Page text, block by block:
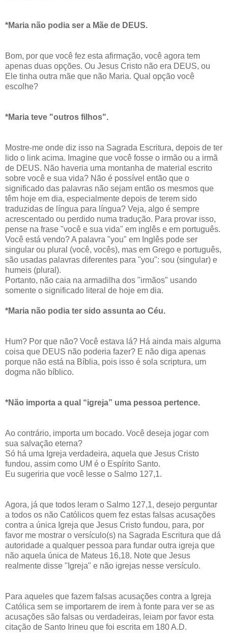
*Maria não podia ser a Mãe de DEUS.
Bom, por que você fez esta afirmação, você agora tem
apenas duas opções. Ou Jesus Cristo não era DEUS, ou
Ele tinha outra mãe que não Maria. Qual opção você
escolhe?
*Maria teve "outros filhos".
Mostre-me onde diz isso na Sagrada Escritura, depois de ter
lido o link acima. Imagine que você fosse o irmão ou a irmã
de DEUS. Não haveria uma montanha de material escrito
sobre você e sua vida? Não é possível então que o
significado das palavras não sejam então os mesmos que
têm hoje em dia, especialmente depois de terem sido
traduzidas de língua para língua? Veja, algo é sempre
acrescentado ou perdido numa tradução. Para provar isso,
pense na frase "você e sua vida" em inglês e em português.
Você está vendo? A palavra "you" em Inglês pode ser
singular ou plural (você, vocês), mas em Grego e português,
são usadas palavras diferentes para "you": sou (singular) e
humeis (plural).
Portanto, não caia na armadilha dos "irmãos" usando
somente o significado literal de hoje em dia.
*Maria não podia ter sido assunta ao Céu.
Hum? Por que não? Você estava lá? Há ainda mais alguma
coisa que DEUS não poderia fazer? E não diga apenas
porque não está na Bíblia, pois isso é sola scriptura, um
dogma não bíblico.
*Não importa a qual “igreja” uma pessoa pertence.
Ao contrário, importa um bocado. Você deseja jogar com
sua salvação eterna?
Só há uma Igreja verdadeira, aquela que Jesus Cristo
fundou, assim como UM é o Espírito Santo.
Eu sugeriria que você lesse o Salmo 127,1.
Agora, já que todos leram o Salmo 127,1, desejo perguntar
a todos os não Católicos quem fez estas falsas acusações
contra a única Igreja que Jesus Cristo fundou, para, por
favor me mostrar o versículo(s) na Sagrada Escritura que dá
autoridade a qualquer pessoa para fundar outra igreja que
não aquela única de Mateus 16,18. Note que Jesus
realmente disse "Igreja" e não igrejas nesse versículo.
Para aqueles que fazem falsas acusações contra a Igreja
Católica sem se importarem de irem à fonte para ver se as
acusações são falsas ou verdadeiras, leiam por favor esta
citação de Santo Irineu que foi escrita em 180 A.D.